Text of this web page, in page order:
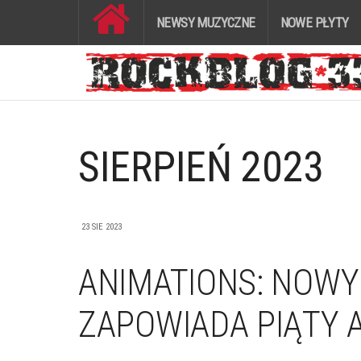
NEWSY MUZYCZNE NOWE PŁYTY
SIERPIEŃ 2023
23 SIE 2023
ANIMATIONS:
ZAPOWIADA PIĄTY